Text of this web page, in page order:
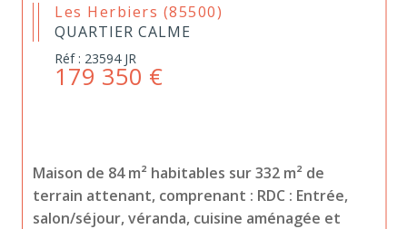
Les Herbiers (85500)
QUARTIER CALME
Réf : 23594 JR
179 350 €
Maison de 84 m² habitables sur 332 m² de
terrain attenant, comprenant : RDC : Entrée,
salon/séjour, véranda, cuisine aménagée et